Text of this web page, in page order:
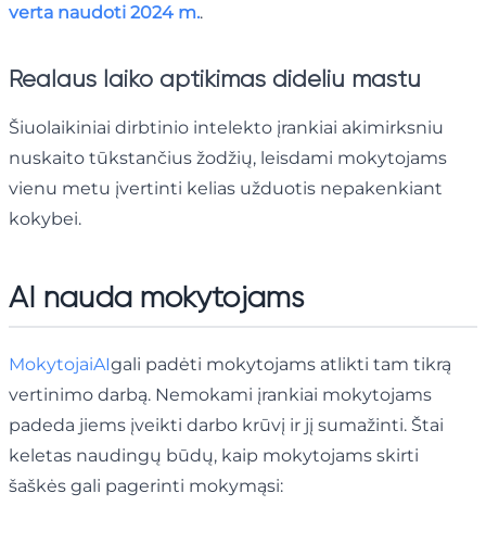
verta naudoti 2024 m..
Realaus laiko aptikimas dideliu mastu
Šiuolaikiniai dirbtinio intelekto įrankiai akimirksniu
nuskaito tūkstančius žodžių, leisdami mokytojams
vienu metu įvertinti kelias užduotis nepakenkiant
kokybei.
AI nauda mokytojams
MokytojaiAIgali padėti mokytojams atlikti tam tikrą
vertinimo darbą. Nemokami įrankiai mokytojams
padeda jiems įveikti darbo krūvį ir jį sumažinti. Štai
keletas naudingų būdų, kaip mokytojams skirti
šaškės gali pagerinti mokymąsi: